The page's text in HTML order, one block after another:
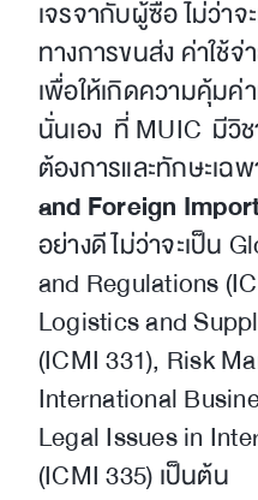
เจรจากับผู้ซื้อ ไม่ว่าจ
ทางการขนส่ง ค่าใช้จ่
เพื่อให้เกิดความคุ้มค่
นั่นเอง ที่ MUIC มีวิ
ต้องการและทักษะเฉ
and Foreign
อย่างดี ไม่ว่าจะเป็น
and Regulations
Logistics and
(ICMI 331), Risk
International
Legal Issues in
(ICMI 335) เป็นต้น